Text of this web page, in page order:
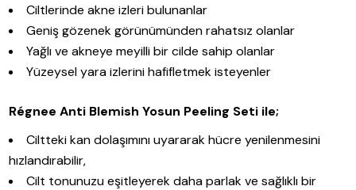
Ciltlerinde akne izleri bulunanlar
Geniş gözenek görünümünden rahatsız olanlar
Yağlı ve akneye meyilli bir cilde sahip olanlar
Yüzeysel yara izlerini hafifletmek isteyenler
Régnee Anti Blemish Yosun Peeling Seti ile;
Ciltteki kan dolaşımını uyararak hücre yenilenmesini
hızlandırabilir,
Cilt tonunuzu eşitleyerek daha parlak ve sağlıklı bir